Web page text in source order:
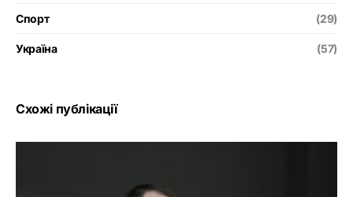
Спорт (29)
Україна (57)
Схожі публікації